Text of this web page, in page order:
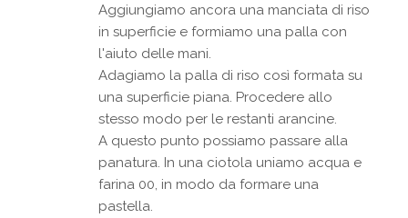
Aggiungiamo ancora una manciata di riso
in superficie e formiamo una palla con
l'aiuto delle mani.
Adagiamo la palla di riso così formata su
una superficie piana. Procedere allo
stesso modo per le restanti arancine.
A questo punto possiamo passare alla
panatura. In una ciotola uniamo acqua e
farina 00, in modo da formare una
pastella.